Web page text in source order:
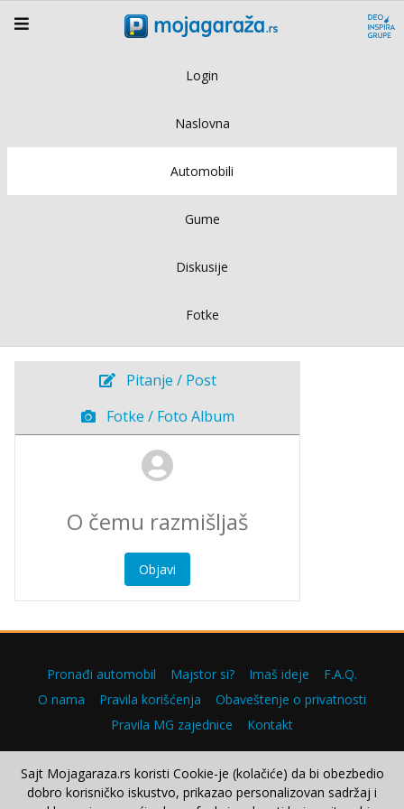
Login
Naslovna
Automobili
Gume
Diskusije
Fotke
Pitanje / Post
Fotke / Foto Album
Objavi
Pronađi automobil Majstor si? Imaš ideje
F.A.Q.
O nama
Pravila korišćenja
Obaveštenje o privatnosti
Pravila MG zajednice
Kontakt
Copyright © 2000–2026.
Sajt Mojagaraza.rs koristi Cookie-je (kolačiće) da bi obezbedio
dobro korisničko iskustvo, prikazao personalizovan sadržaj i